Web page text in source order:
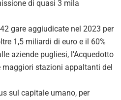
di quasi 3 mila
gare aggiudicate nel 2023 per
1,5 miliardi di euro e il 60%
aziende pugliesi, l’Acquedotto
stazioni appaltanti del
sul capitale umano, per